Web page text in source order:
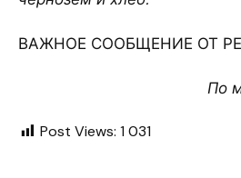
ВАЖНОЕ СООБЩЕНИЕ ОТ
По
Post Views: 1 031